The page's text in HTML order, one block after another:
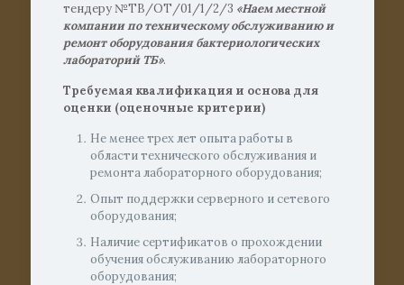
тендеру №ТВ/ОТ/01/1/2/3 «Наем местной
компании по техническому обслуживанию и
ремонт оборудования бактериологических
лабораторий ТБ».
Требуемая квалификация и основа для
оценки (оценочные критерии)
Не менее трех лет опыта работы в
области технического обслуживания и
ремонта лабораторного оборудования;
Опыт поддержки серверного и сетевого
оборудования;
Наличие сертификатов о прохождении
обучения обслуживанию лабораторного
оборудования;